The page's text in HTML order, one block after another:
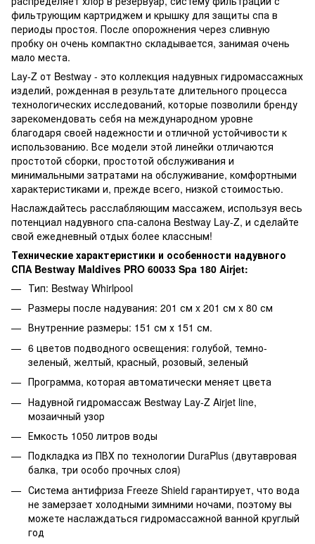
фильтрующим картриджем и крышку для защиты спа в
периоды простоя. После опорожнения через сливную
пробку он очень компактно складывается, занимая очень
мало места.
Lay-Z от Bestway - это коллекция надувных гидромассажных
изделий, рожденная в результате длительного процесса
технологических исследований, которые позволили бренду
зарекомендовать себя на международном уровне
благодаря своей надежности и отличной устойчивости к
использованию. Все модели этой линейки отличаются
простотой сборки, простотой обслуживания и
минимальными затратами на обслуживание, комфортными
характеристиками и, прежде всего, низкой стоимостью.
Наслаждайтесь расслабляющим массажем, используя весь
потенциал надувного спа-салона Bestway Lay-Z, и сделайте
свой ежедневный отдых более классным!
Технические характеристики и особенности надувного
СПА Bestway Maldives PRO 60033 Spa 180 Airjet:
Тип: Bestway Whirlpool
Размеры после надувания: 201 см x 201 см x 80 см
Внутренние размеры: 151 см х 151 см.
6 цветов подводного освещения: голубой, темно-
зеленый, желтый, красный, розовый, зеленый
Программа, которая автоматически меняет цвета
Надувной гидромассаж Bestway Lay-Z Airjet line,
мозаичный узор
Емкость 1050 литров воды
Подкладка из ПВХ по технологии DuraPlus (двутавровая
балка, три особо прочных слоя)
Система антифриза Freeze Shield гарантирует, что вода
не замерзает холодными зимними ночами, поэтому вы
можете наслаждаться гидромассажной ванной круглый
год